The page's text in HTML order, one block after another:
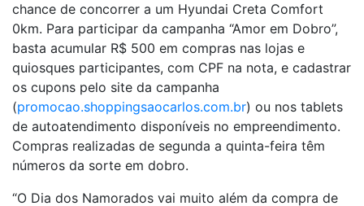
chance de concorrer a um Hyundai Creta Comfort
0km. Para participar da campanha “Amor em Dobro”,
basta acumular R$ 500 em compras nas lojas e
quiosques participantes, com CPF na nota, e cadastrar
os cupons pelo site da campanha
(promocao.shoppingsaocarlos.com.br) ou nos tablets
de autoatendimento disponíveis no empreendimento.
Compras realizadas de segunda a quinta-feira têm
números da sorte em dobro.
“O Dia dos Namorados vai muito além da compra de